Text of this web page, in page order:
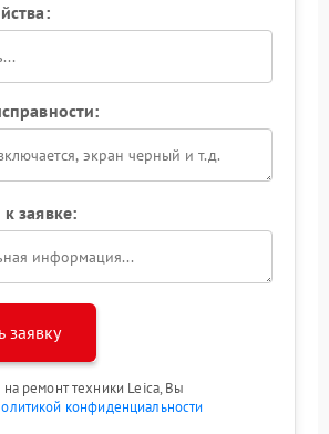
заявке:
заявку
на ремонт техники Leica, Вы
конфиденциальности